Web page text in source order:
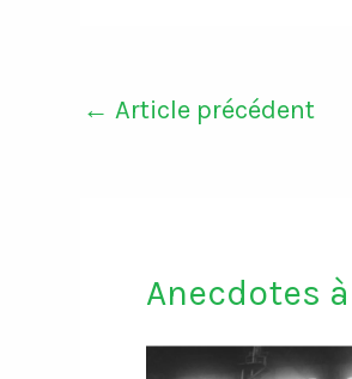
← Article précédent
Anecdotes